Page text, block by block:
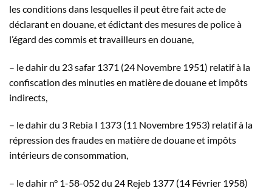
les conditions dans lesquelles il peut être fait acte de
déclarant en douane, et édictant des mesures de police à
l’égard des commis et travailleurs en douane,
– le dahir du 23 safar 1371 (24 Novembre 1951) relatif à la
confiscation des minuties en matière de douane et impôts
indirects,
– le dahir du 3 Rebia I 1373 (11 Novembre 1953) relatif à la
répression des fraudes en matière de douane et impôts
intérieurs de consommation,
– le dahir n° 1-58-052 du 24 Rejeb 1377 (14 Février 1958)